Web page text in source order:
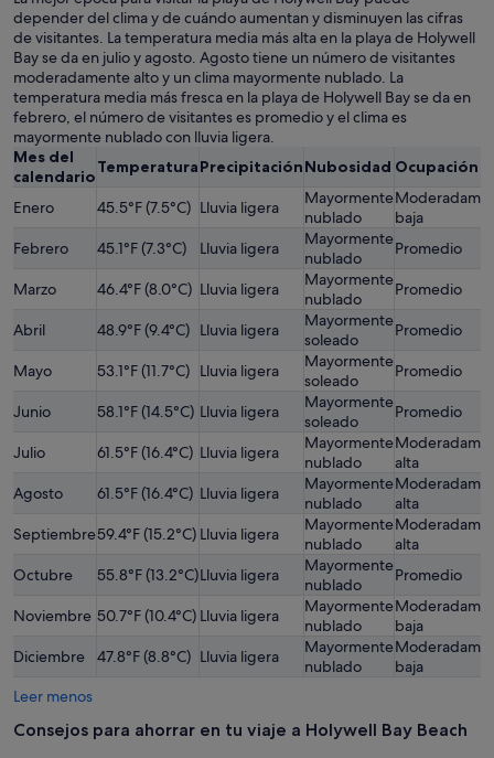
depender del clima y de cuándo aumentan y disminuyen las cifras
de visitantes. La temperatura media más alta en la playa de Holywell
Bay se da en julio y agosto. Agosto tiene un número de visitantes
moderadamente alto y un clima mayormente nublado. La
temperatura media más fresca en la playa de Holywell Bay se da en
febrero, el número de visitantes es promedio y el clima es
mayormente nublado con lluvia ligera.
Mes del
calendarioTemperaturaPrecipitaciónNubosidad Ocupación
Enero 45.5°F (7.5°C) Lluvia ligera
Mayormente
nublado
baja
Febrero
45.1°F (7.3°C) Lluvia ligera
Mayormente
nublado
Promedio
Marzo 46.4°F (8.0°C) Lluvia ligera
Mayormente
nublado
Promedio
Abril 48.9°F (9.4°C) Lluvia ligera
Mayormente
soleado
Promedio
Mayo 53.1°F (11.7°C) Lluvia ligera
Mayormente
soleado
Promedio
Junio 58.1°F (14.5°C) Lluvia ligera
Mayormente
soleado
Promedio
Julio 61.5°F (16.4°C) Lluvia ligera
Mayormente
nublado
alta
Agosto
61.5°F (16.4°C) Lluvia ligera
Mayormente
nublado
alta
Septiembre59.4°F (15.2°C) Lluvia ligera
Mayormente
nublado
alta
Octubre
55.8°F (13.2°C)Lluvia ligera
Mayormente
nublado
Promedio
Noviembre 50.7°F (10.4°C) Lluvia ligera
Mayormente
nublado
baja
Diciembre
47.8°F (8.8°C) Lluvia ligera
Mayormente
nublado
baja
Leer menos
Consejos para ahorrar en tu viaje a Holywell Bay Beach